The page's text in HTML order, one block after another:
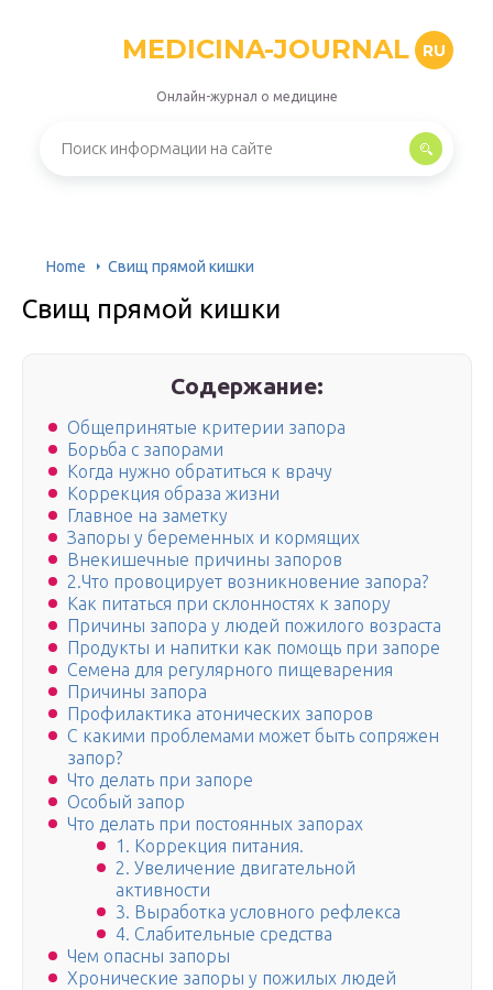
MEDICINA-JOURNAL RU
Онлайн-журнал о медицине
Home Свищ прямой кишки
Свищ прямой кишки
Содержание:
Общепринятые критерии запора
Борьба с запорами
Когда нужно обратиться к врачу
Коррекция образа жизни
Главное на заметку
Запоры у беременных и кормящих
Внекишечные причины запоров
2.Что провоцирует возникновение запора?
Как питаться при склонностях к запору
Причины запора у людей пожилого возраста
Продукты и напитки как помощь при запоре
Семена для регулярного пищеварения
Причины запора
Профилактика атонических запоров
С какими проблемами может быть сопряжен
запор?
Что делать при запоре
Особый запор
Что делать при постоянных запорах
1. Коррекция питания.
2. Увеличение двигательной
активности
3. Выработка условного рефлекса
4. Слабительные средства
Чем опасны запоры
Хронические запоры у пожилых людей